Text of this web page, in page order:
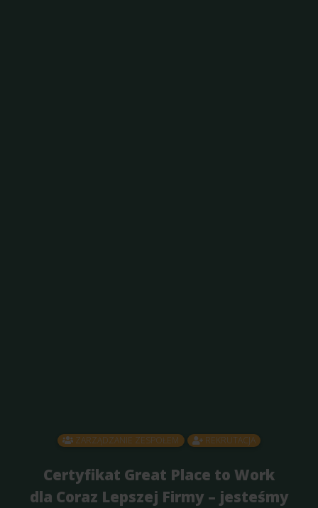
ZARZĄDZANIE ZESPOŁEM REKRUTACJA
Certyfikat Great Place to Work
dla Coraz Lepszej Firmy – jesteśmy